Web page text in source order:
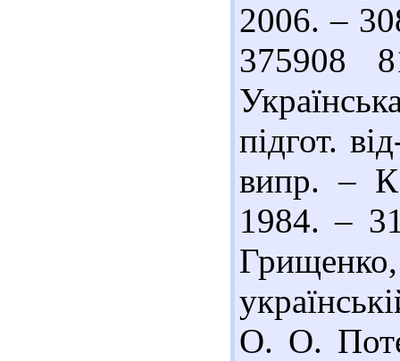
2006. –
375908
підгот.
випр. –
1984. –
О. О.